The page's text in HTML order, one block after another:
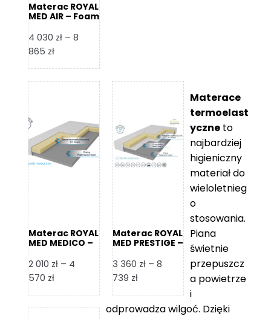
Materac ROYAL
MED AIR – Foam
4 030 zł – 8
865 złZakres
od
do
8
865 zł
Materac ROYAL
MED MEDICO –
2 010 zł – 4
570 złZakres
od
Materac ROYAL
MED PRESTIGE –
3 360 zł – 8
739 złZakres
od
Materace
termoelast
yczne to
najbardziej
higieniczny
materiał do
wieloletnieg
o
stosowania.
Piana
świetnie
przepuszcz
a powietrze
i
odprowadza wilgoć. Dzięki